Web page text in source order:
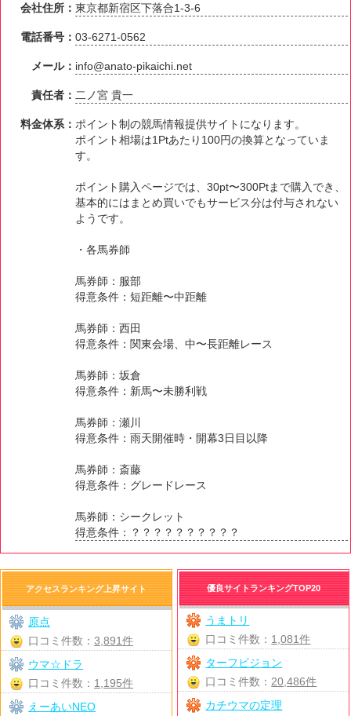
会社住所：東京都新宿区下落合1-3-6
電話番号：03-6271-0562
メール： info@anato-pikaichi.net
責任者： 二ノ宮 貴一
料金体系： ポイント制の競馬情報提供サイトになります。
ポイント相場は1Ptあたり100円の換算となっていま
す。
ポイント購入ページでは、30pt〜300Ptまで購入でき、
基本的にはまとめ買いでもサービス分は付与されない
ようです。
・各馬券師
馬券師：服部
得意条件：短距離〜中距離
馬券師：西田
得意条件：関東会場、中〜長距離レース
馬券師：坂倉
得意条件：新馬〜未勝利戦
馬券師：瀬川
得意条件：雨天開催時・開幕3日目以降
馬券師：斎藤
得意条件：グレードレース
馬券師：シークレット
得意条件：？？？？？？？？？？
優良サイトランキングTOP20
うまトリ
口コミ件数： 1,081件
ターフビジョン
口コミ件数： 20,486件
カチウマの定理
アクセスランキング上昇サイト
原点
口コミ件数： 3,891件
ウマ☆ドラ
口コミ件数： 1,195件
えーあいNEO